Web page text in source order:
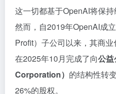
这一切都基于OpenAI将保持
然而，自2019年OpenAI成
Profit）子公司以来，其商
在2025年10月完成了向公
Corporation） 的结构性转
26%的股权。